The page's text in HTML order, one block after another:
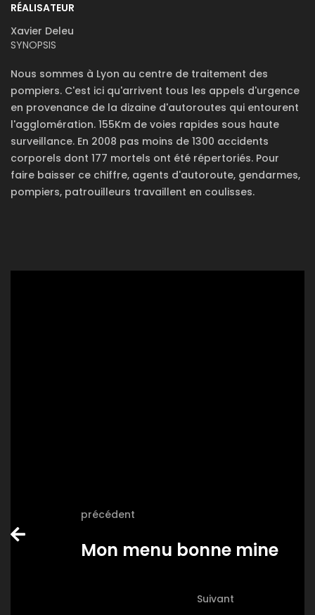
RÉALISATEUR
Xavier Deleu
SYNOPSIS
Nous sommes à Lyon au centre de traitement des
pompiers. C'est ici qu'arrivent tous les appels d'urgence
en provenance de la dizaine d'autoroutes qui entourent
l'agglomération. 155Km de voies rapides sous haute
surveillance. En 2008 pas moins de 1300 accidents
corporels dont 177 mortels ont été répertoriés. Pour
faire baisser ce chiffre, agents d'autoroute, gendarmes,
pompiers, patrouilleurs travaillent en coulisses.
précédent
Mon menu bonne mine
Suivant